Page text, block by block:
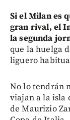
Si el Milan es
gran rival, el
la segunda
que la huelga
liguero
No lo tendrán
viajan a la isla
de Maurizio